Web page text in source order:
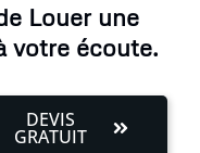
Louer une
votre écoute.
DEVIS
GRATUIT